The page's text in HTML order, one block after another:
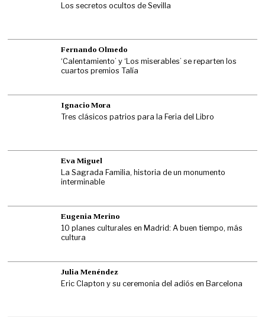
Los secretos ocultos de Sevilla
Fernando Olmedo
‘Calentamiento’ y ‘Los miserables’ se reparten los
cuartos premios Talía
Ignacio Mora
Tres clásicos patrios para la Feria del Libro
Eva Miguel
La Sagrada Familia, historia de un monumento
interminable
Eugenia Merino
10 planes culturales en Madrid: A buen tiempo, más
cultura
Julia Menéndez
Eric Clapton y su ceremonia del adiós en Barcelona